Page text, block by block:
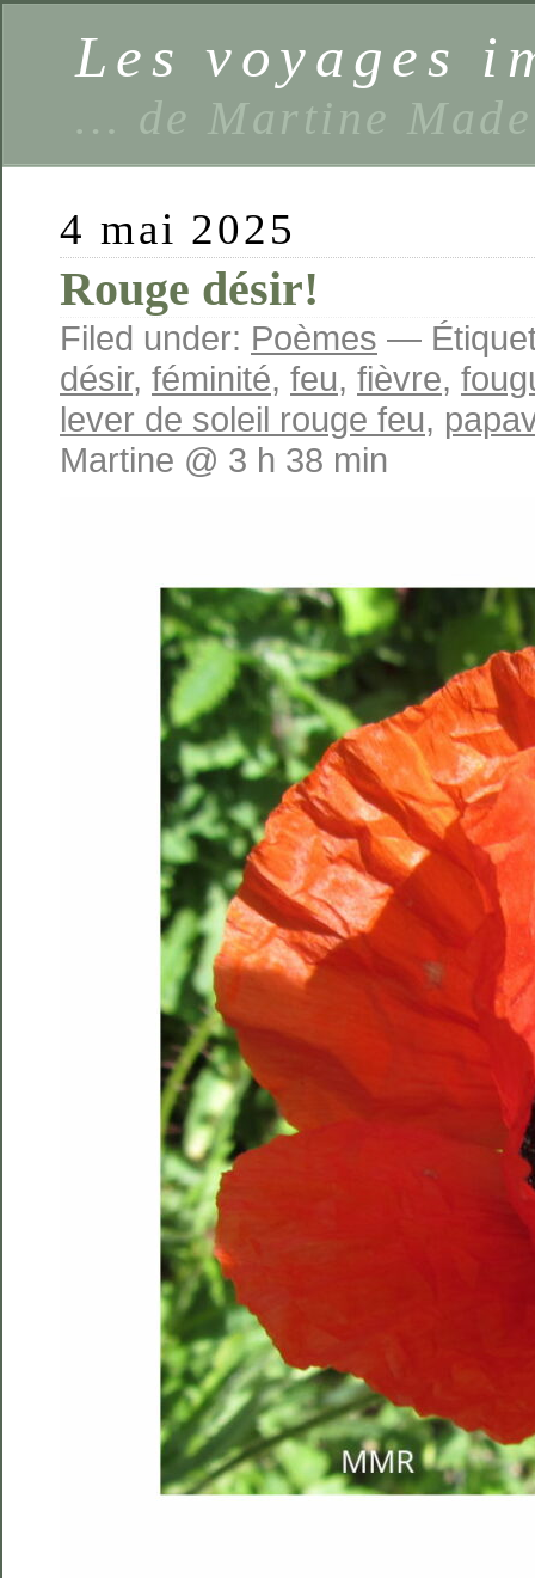
Les voyages
… de Martine
4 mai 2025
Rouge désir!
Filed under: Poèmes —
désir, féminité, feu, fièvre,
lever de soleil rouge feu,
Martine @ 3 h 38 min